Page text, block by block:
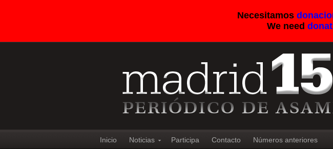
Necesitamos
We need
Inicio Noticias Participa Contacto Números anteriores